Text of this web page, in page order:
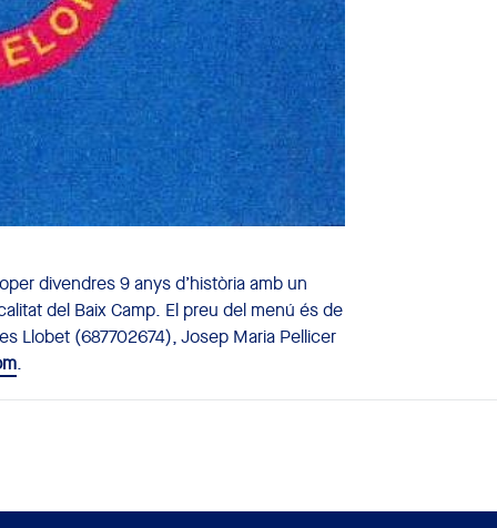
divendres 9 anys d’història amb un
del Baix Camp. El preu del menú és de
Llobet (687702674), Josep Maria Pellicer
.